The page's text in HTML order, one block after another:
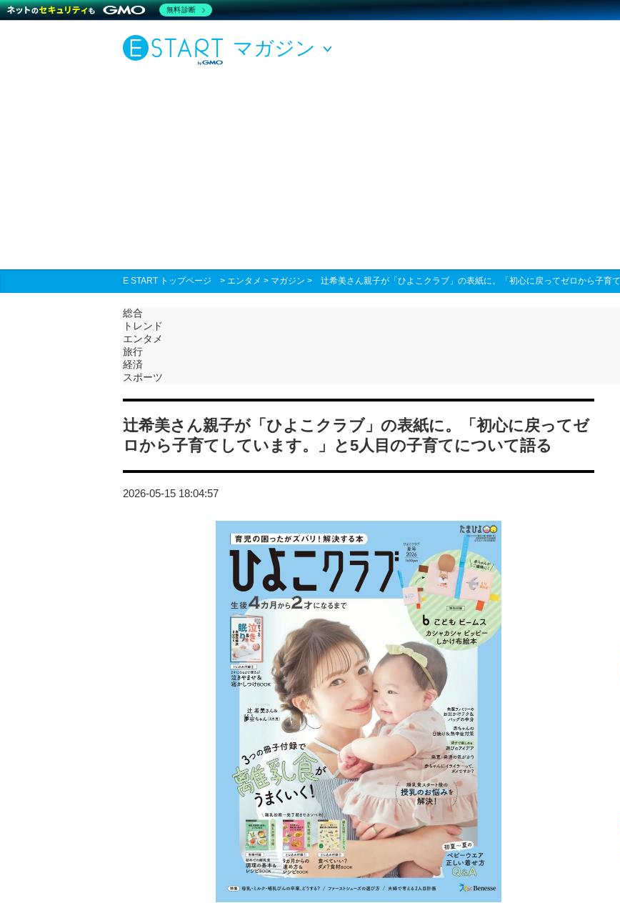
マガジン
E START トップページ > エンタメ > マガジン > 辻希美さん親子が「ひよこクラブ」の表紙に。「初心に戻ってゼロから子育
総合
トレンド
エンタメ
旅行
経済
スポーツ
辻希美さん親子が「ひよこクラブ」の表紙に。「初心に戻ってゼ
ロから子育てしています。」と5人目の子育てについて語る
2026-05-15 18:04:57
無料診断